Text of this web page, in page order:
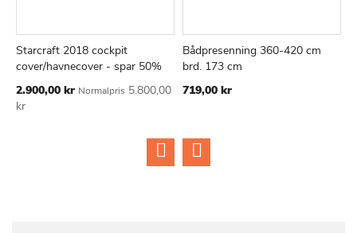
Læg i kurv
TILFØJ
TIL
ØNSKE
SAMMENLIGN
Starcraft 2018 cockpit
cover/havnecover - spar 50%
Tilbudspris
2.900,00 kr Normalpris 5.800,00
kr
Læg i kurv
Bådpresenning 360-420 cm
brd. 173 cm
719,00 kr